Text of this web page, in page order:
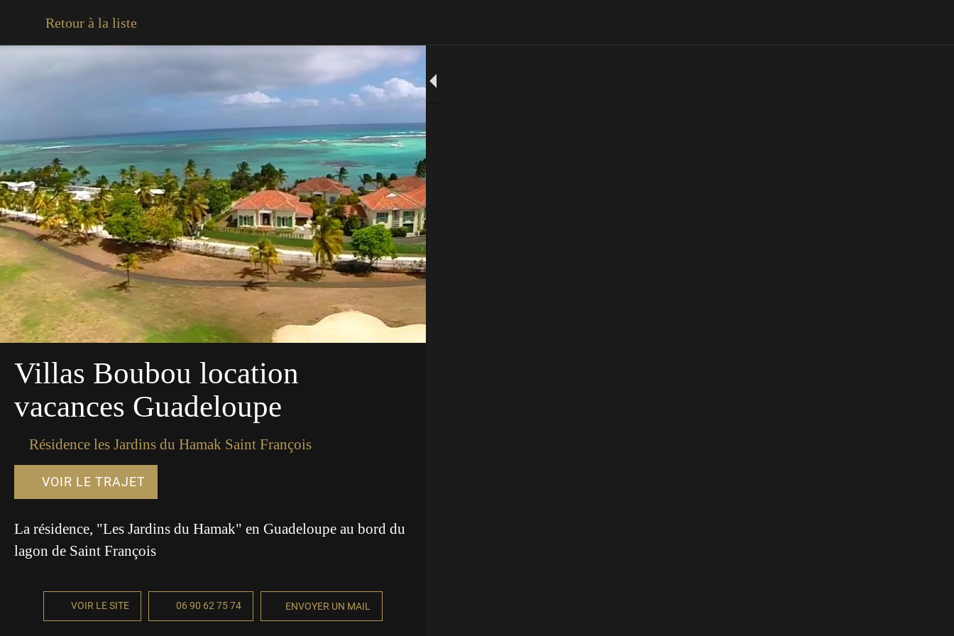
Retour à la liste
Villas Boubou location
vacances Guadeloupe
Résidence les Jardins du Hamak Saint François
VOIR LE TRAJET
La résidence, "Les Jardins du Hamak" en Guadeloupe au bord du
lagon de Saint François
VOIR LE SITE 06 90 62 75 74 ENVOYER UN MAIL